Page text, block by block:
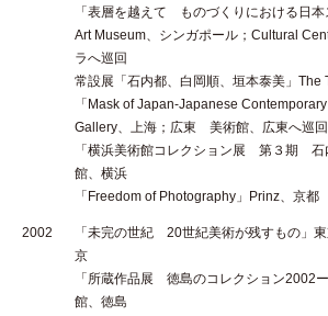
「表層を越えて ものづくりにおける日
Art Museum、シンガポール；Cultural
ラへ巡回
常設展「石内都、白岡順、垣本泰美」The
「Mask of Japan-Japanese
Gallery、上海；広東 美術館、広東へ巡回
「横浜美術館コレクション展 第３期 石
館、横浜
「Freedom of Photography」Prinz、京都
2002
「未完の世紀 20世紀美術が残すもの」
京
「所蔵作品展 徳島のコレクション2002
館、徳島